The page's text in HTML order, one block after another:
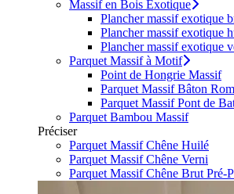
Massif en Bois Exotique
Plancher massif exotique
Plancher massif exotique
Plancher massif exotique
Parquet Massif à Motif
Point de Hongrie Massif
Parquet Massif Bâton
Parquet Massif Pont de
Parquet Bambou Massif
Préciser
Parquet Massif Chêne Huilé
Parquet Massif Chêne Verni
Parquet Massif Chêne Brut Pré-